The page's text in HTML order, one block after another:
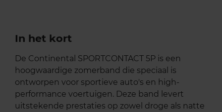
In het kort
De Continental SPORTCONTACT 5P is een
hoogwaardige zomerband die speciaal is
ontworpen voor sportieve auto's en high-
performance voertuigen. Deze band levert
uitstekende prestaties op zowel droge als natte